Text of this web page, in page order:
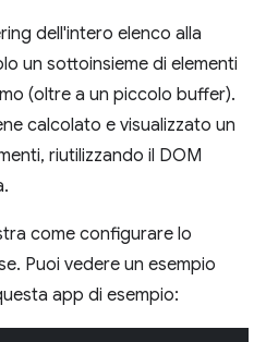
dell'intero elenco alla
un sottoinsieme di elementi
(oltre a un piccolo buffer).
calcolato e visualizzato un
riutilizzando il DOM
come configurare lo
Puoi vedere un esempio
app di esempio: